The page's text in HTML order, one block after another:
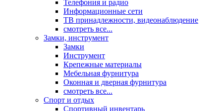
Телефония и радио
Информационные сети
ТВ принадлежности, видеонаблюдение
смотреть все...
Замки, инструмент
Замки
Инструмент
Крепежные материалы
Мебельная фурнитура
Оконная и дверная фурнитура
смотреть все...
Спорт и отдых
Спортивный инвентарь